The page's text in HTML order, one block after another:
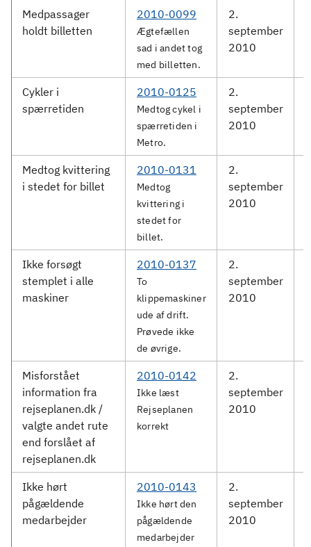
Medpassager
holdt billetten
2010-0099
Ægtefællen
sad i andet tog
med billetten.
2.
september
2010
Cykler i
spærretiden
2010-0125
Medtog cykel i
spærretiden i
Metro.
2.
september
2010
Medtog kvittering
i stedet for billet
2010-0131
Medtog
kvittering i
stedet for
billet.
2.
september
2010
Ikke forsøgt
stemplet i alle
maskiner
2010-0137
To
klippemaskiner
ude af drift.
Prøvede ikke
de øvrige.
2.
september
2010
Misforstået
information fra
rejseplanen.dk /
valgte andet rute
end forslået af
rejseplanen.dk
2010-0142
Ikke læst
Rejseplanen
korrekt
2.
september
2010
Ikke hørt
pågældende
medarbejder
2010-0143
Ikke hørt den
pågældende
medarbejder
2.
september
2010